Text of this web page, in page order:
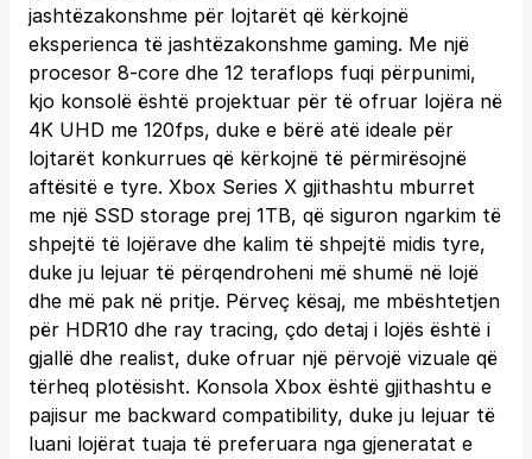
jashtëzakonshme për lojtarët që kërkojnë
eksperienca të jashtëzakonshme gaming. Me një
procesor 8-core dhe 12 teraflops fuqi përpunimi,
kjo konsolë është projektuar për të ofruar lojëra në
4K UHD me 120fps, duke e bërë atë ideale për
lojtarët konkurrues që kërkojnë të përmirësojnë
aftësitë e tyre. Xbox Series X gjithashtu mburret
me një SSD storage prej 1TB, që siguron ngarkim të
shpejtë të lojërave dhe kalim të shpejtë midis tyre,
duke ju lejuar të përqendroheni më shumë në lojë
dhe më pak në pritje. Përveç kësaj, me mbështetjen
për HDR10 dhe ray tracing, çdo detaj i lojës është i
gjallë dhe realist, duke ofruar një përvojë vizuale që
tërheq plotësisht. Konsola Xbox është gjithashtu e
pajisur me backward compatibility, duke ju lejuar të
luani lojërat tuaja të preferuara nga gjeneratat e